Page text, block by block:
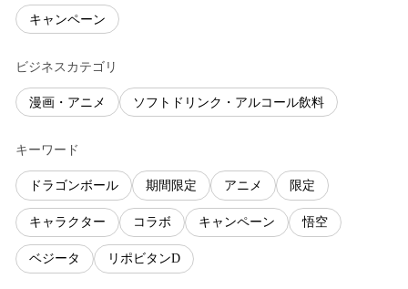
キャンペーン
ビジネスカテゴリ
漫画・アニメ ソフトドリンク・アルコール飲料
キーワード
ドラゴンボール 期間限定 アニメ 限定
キャラクター コラボ キャンペーン 悟空
ベジータ リポビタンD